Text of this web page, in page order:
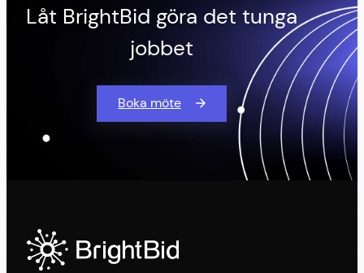
Låt BrightBid göra det tunga
jobbet
Boka möte